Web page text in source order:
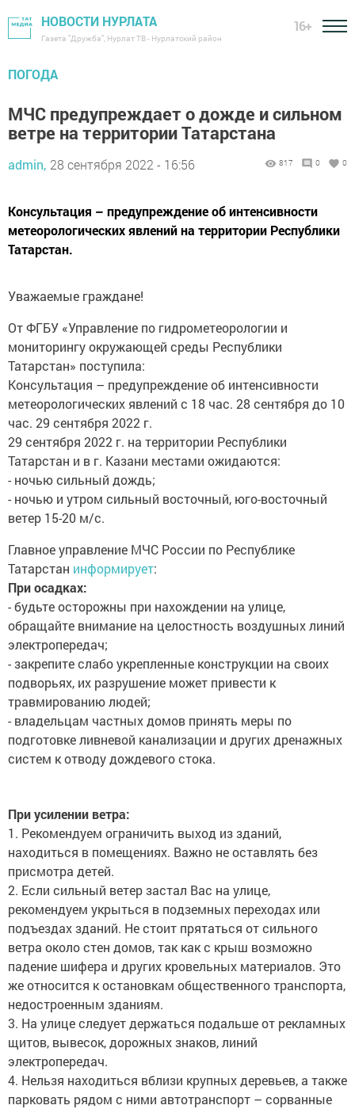
НОВОСТИ НУРЛАТА
Газета "Дружба", Нурлат ТВ - Нурлатский район
16+
ПОГОДА
МЧС предупреждает о дожде и сильном
ветре на территории Татарстана
admin, 28 сентября 2022 - 16:56 817 0 0
Консультация – предупреждение об интенсивности
метеорологических явлений на территории Республики
Татарстан.
Уважаемые граждане!
От ФГБУ «Управление по гидрометеорологии и
мониторингу окружающей среды Республики
Татарстан» поступила:
Консультация – предупреждение об интенсивности
метеорологических явлений с 18 час. 28 сентября до 10
час. 29 сентября 2022 г.
29 сентября 2022 г. на территории Республики
Татарстан и в г. Казани местами ожидаются:
- ночью сильный дождь;
- ночью и утром сильный восточный, юго-восточный
ветер 15-20 м/с.
Главное управление МЧС России по Республике
Татарстан информирует:
При осадках:
- будьте осторожны при нахождении на улице,
обращайте внимание на целостность воздушных линий
электропередач;
- закрепите слабо укрепленные конструкции на своих
подворьях, их разрушение может привести к
травмированию людей;
- владельцам частных домов принять меры по
подготовке ливневой канализации и других дренажных
систем к отводу дождевого стока.
При усилении ветра:
1. Рекомендуем ограничить выход из зданий,
находиться в помещениях. Важно не оставлять без
присмотра детей.
2. Если сильный ветер застал Вас на улице,
рекомендуем укрыться в подземных переходах или
подъездах зданий. Не стоит прятаться от сильного
ветра около стен домов, так как с крыш возможно
падение шифера и других кровельных материалов. Это
же относится к остановкам общественного транспорта,
недостроенным зданиям.
3. На улице следует держаться подальше от рекламных
щитов, вывесок, дорожных знаков, линий
электропередач.
4. Нельзя находиться вблизи крупных деревьев, а также
парковать рядом с ними автотранспорт – сорванные